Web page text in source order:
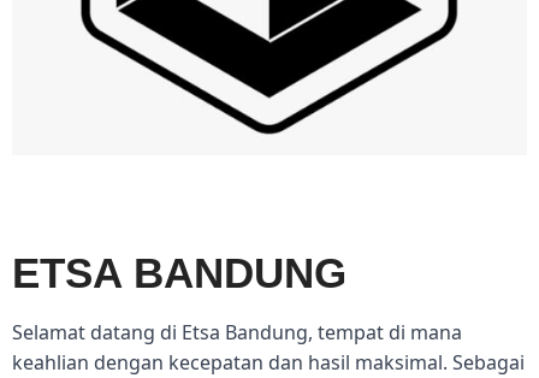
ETSA BANDUNG
Selamat datang di Etsa Bandung, tempat di mana
keahlian dengan kecepatan dan hasil maksimal. Sebagai